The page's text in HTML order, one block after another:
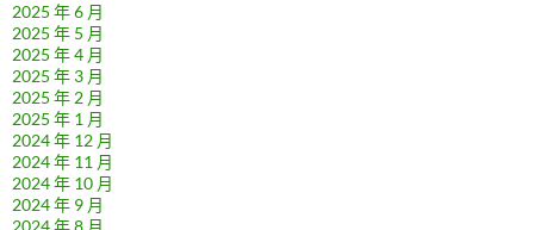
2025 年 6 月
2025 年 5 月
2025 年 4 月
2025 年 3 月
2025 年 2 月
2025 年 1 月
2024 年 12 月
2024 年 11 月
2024 年 10 月
2024 年 9 月
2024 年 8 月